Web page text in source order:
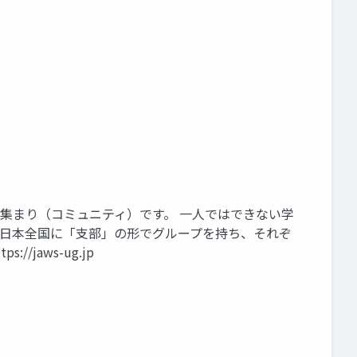
まり（コミュニティ）です。 一人ではできない学
本全国に「支部」の形でグループを持ち、それぞ
jaws-ug.jp